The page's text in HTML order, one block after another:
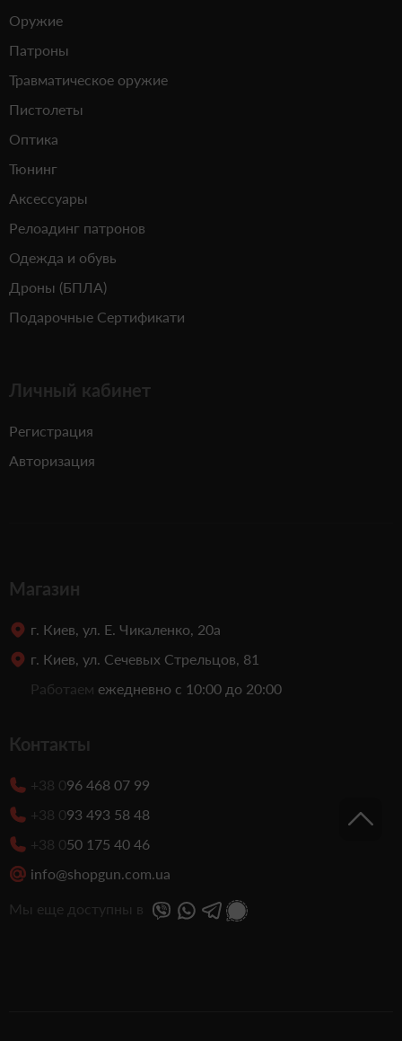
Оружие
Патроны
Травматическое оружие
Пистолеты
Оптика
Тюнинг
Аксессуары
Релоадинг патронов
Одежда и обувь
Дроны (БПЛА)
Подарочные Сертификати
Личный кабинет
Регистрация
Авторизация
Магазин
г. Киев, ул. Е. Чикаленко, 20а
г. Киев, ул. Сечевых Стрельцов, 81
Работаем ежедневно с 10:00 до 20:00
Контакты
+38 096 468 07 99
+38 093 493 58 48
+38 050 175 40 46
info@shopgun.com.ua
Мы еще доступны в